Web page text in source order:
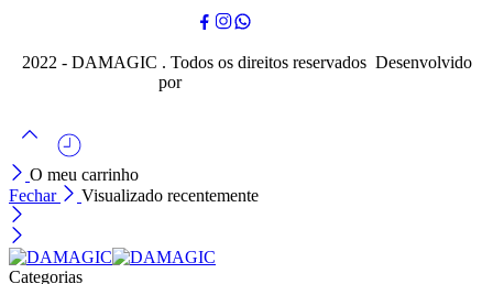
2022 - DAMAGIC . Todos os direitos reservados Desenvolvido
por
O meu carrinho
Fechar
Visualizado recentemente
Categorias